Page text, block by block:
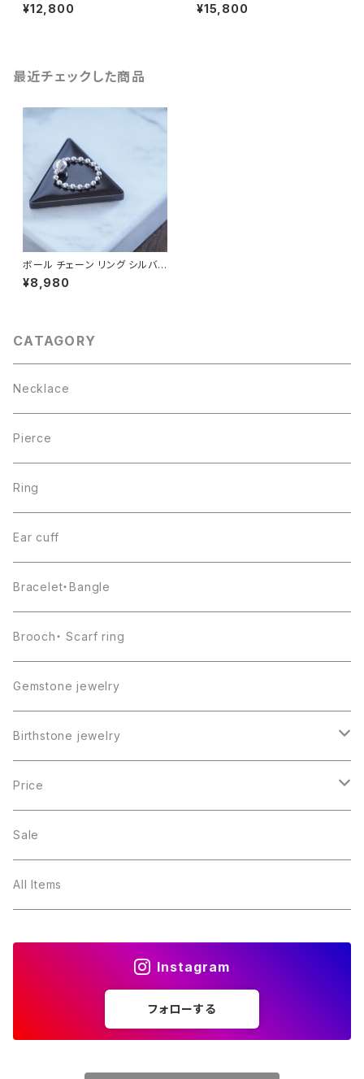
¥12,800 ¥15,800
最近チェックした商品
ボール チェーン リング シルバ
ー925
¥8,980
CATAGORY
Necklace
Pierce
Ring
Ear cuff
Bracelet・Bangle
Brooch・ Scarf ring
Gemstone jewelry
Birthstone jewelry
１月・ガーネット
２月・アメジスト
３月・アクアマリン
Price
～5000円
～10000円
Sale
All Items
Instagram
フォローする